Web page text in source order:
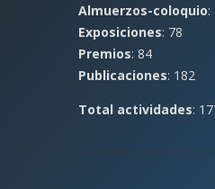
Almuerzos-coloquio:
Exposiciones: 78
Premios: 84
Publicaciones: 182
Total actividades: